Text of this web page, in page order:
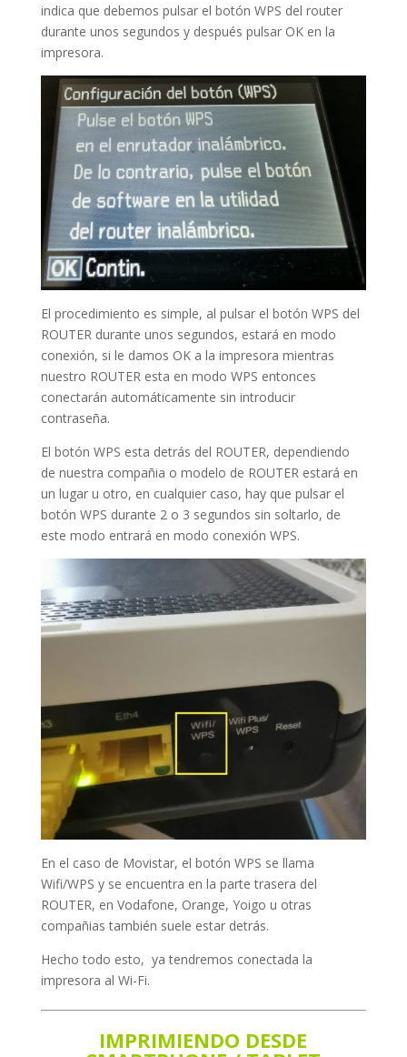
indica que debemos pulsar el botón WPS del router
durante unos segundos y después pulsar OK en la
impresora.
El procedimiento es simple, al pulsar el botón WPS del
ROUTER durante unos segundos, estará en modo
conexión, si le damos OK a la impresora mientras
nuestro ROUTER esta en modo WPS entonces
conectarán automáticamente sin introducir
contraseña.
El botón WPS esta detrás del ROUTER, dependiendo
de nuestra compañia o modelo de ROUTER estará en
un lugar u otro, en cualquier caso, hay que pulsar el
botón WPS durante 2 o 3 segundos sin soltarlo, de
este modo entrará en modo conexión WPS.
En el caso de Movistar, el botón WPS se llama
Wifi/WPS y se encuentra en la parte trasera del
ROUTER, en Vodafone, Orange, Yoigo u otras
compañias también suele estar detrás.
Hecho todo esto, ya tendremos conectada la
impresora al Wi-Fi.
IMPRIMIENDO DESDE